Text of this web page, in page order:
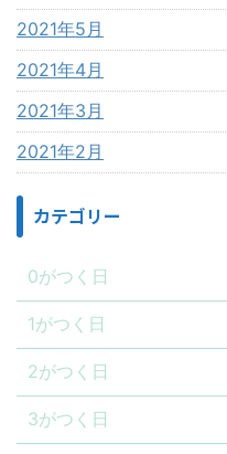
2021年5月
2021年4月
2021年3月
2021年2月
カテゴリー
0がつく日
1がつく日
2がつく日
3がつく日